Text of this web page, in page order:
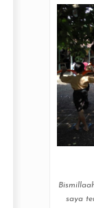
saya